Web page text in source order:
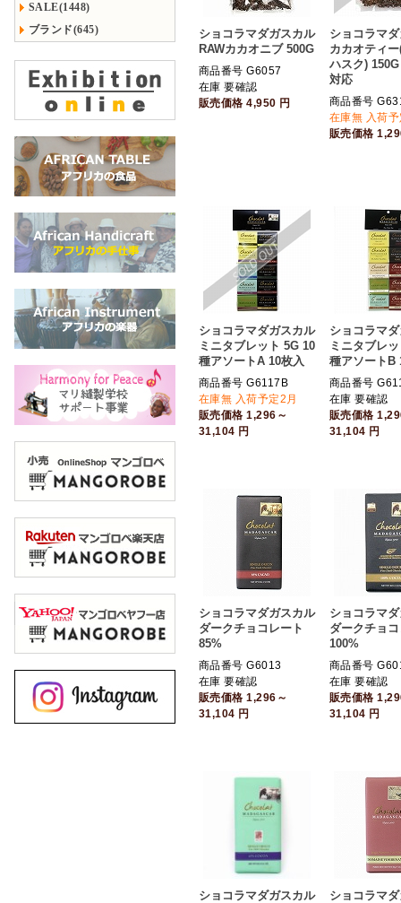
SALE(1448)
ブランド(645)
ショコラマダガスカル
RAWカカオニブ 500G
商品番号 G6057
在庫 要確認
販売価格4,950 円
ショコラマ
カカオティ
ハスク)
対応
商品番号
在庫無 入荷
販売価格
ショコラマダガスカル
ミニタブレット 5G 10
種アソートA 10枚入
商品番号 G6117B
在庫無 入荷予定2月
販売価格1,296～
31,104 円
ショコラマ
ミニタブレ
種アソートB
商品番号
在庫 要確認
販売価格
31,104 円
ショコラマダガスカル
ダークチョコレート
85%
商品番号 G6013
在庫 要確認
販売価格1,296～
31,104 円
ショコラマ
ダークチョ
100%
商品番号
在庫 要確認
販売価格
31,104 円
ショコラマダガスカル
ショコラマ